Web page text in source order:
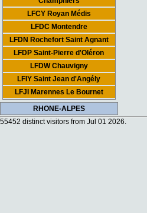
LFCY Royan Médis
LFDC Montendre
LFDN Rochefort Saint Agnant
LFDP Saint-Pierre d'Oléron
LFDW Chauvigny
LFIY Saint Jean d'Angély
LFJI Marennes Le Bournet
RHONE-ALPES
55452 distinct visitors from Jul 01 2026.